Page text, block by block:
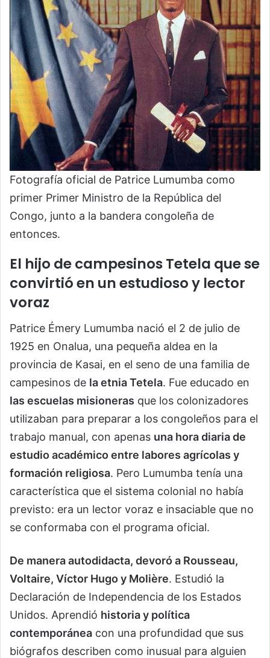
Fotografía oficial de Patrice Lumumba como
primer Primer Ministro de la República del
Congo, junto a la bandera congoleña de
entonces.
El hijo de campesinos Tetela que se
convirtió en un estudioso y lector
voraz
Patrice Émery Lumumba nació el 2 de julio de
1925 en Onalua, una pequeña aldea en la
provincia de Kasai, en el seno de una familia de
campesinos de la etnia Tetela. Fue educado en
las escuelas misioneras que los colonizadores
utilizaban para preparar a los congoleños para el
trabajo manual, con apenas una hora diaria de
estudio académico entre labores agrícolas y
formación religiosa. Pero Lumumba tenía una
característica que el sistema colonial no había
previsto: era un lector voraz e insaciable que no
se conformaba con el programa oficial.
De manera autodidacta, devoró a Rousseau,
Voltaire, Víctor Hugo y Molière. Estudió la
Declaración de Independencia de los Estados
Unidos. Aprendió historia y política
contemporánea con una profundidad que sus
biógrafos describen como inusual para alguien